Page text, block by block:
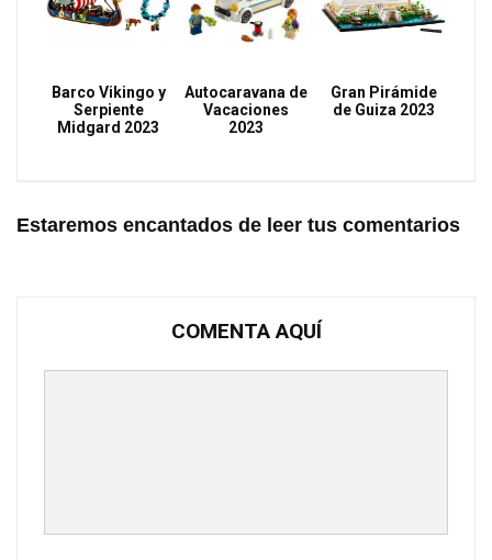
Barco Vikingo y
Serpiente
Midgard 2023
Autocaravana de
Vacaciones
2023
Gran Pirámide
de Guiza 2023
Estaremos encantados de leer tus comentarios
COMENTA AQUÍ